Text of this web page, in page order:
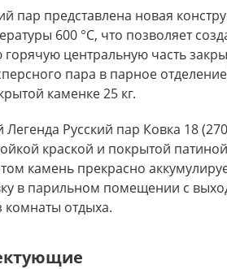
пар представлена новая
600 °С, что позволяет
горячую центральную часть
пара в парное
каменке 25 кг.
Русский пар Ковка 18
краской и покрытой
камень прекрасно
в парильном помещении с
комнаты отдыха.